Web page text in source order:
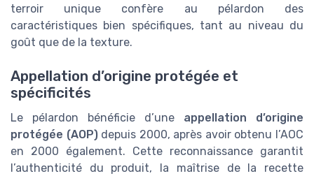
terroir unique confère au pélardon des
caractéristiques bien spécifiques, tant au niveau du
goût que de la texture.
Appellation d’origine protégée et
spécificités
Le pélardon bénéficie d’une appellation d’origine
protégée (AOP)depuis 2000, après avoir obtenu l’AOC
en 2000 également. Cette reconnaissance garantit
l’authenticité du produit, la maîtrise de la recette